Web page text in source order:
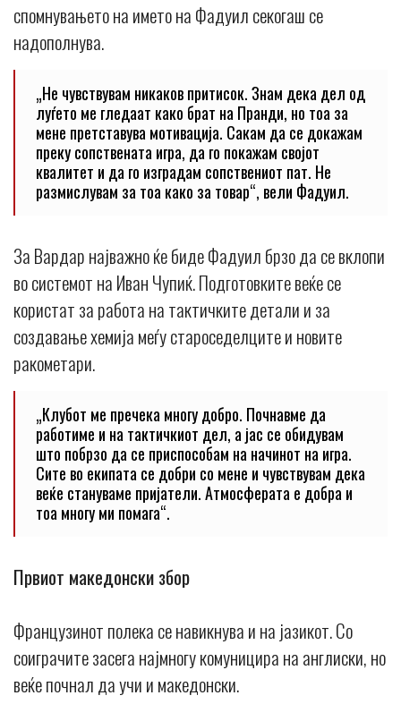
спомнувањето на името на Фадуил секогаш се
надополнува.
„Не чувствувам никаков притисок. Знам дека дел од
луѓето ме гледаат како брат на Пранди, но тоа за
мене претставува мотивација. Сакам да се докажам
преку сопствената игра, да го покажам својот
квалитет и да го изградам сопствениот пат. Не
размислувам за тоа како за товар“, вели Фадуил.
За Вардар најважно ќе биде Фадуил брзо да се вклопи
во системот на Иван Чупиќ. Подготовките веќе се
користат за работа на тактичките детали и за
создавање хемија меѓу староседелците и новите
ракометари.
„Клубот ме пречека многу добро. Почнавме да
работиме и на тактичкиот дел, а јас се обидувам
што побрзо да се приспособам на начинот на игра.
Сите во екипата се добри со мене и чувствувам дека
веќе стануваме пријатели. Атмосферата е добра и
тоа многу ми помага“.
Првиот македонски збор
Французинот полека се навикнува и на јазикот. Со
соиграчите засега најмногу комуницира на англиски, но
веќе почнал да учи и македонски.